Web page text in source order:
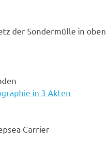
der Sondermülle in
in 3 Akten
Carrier